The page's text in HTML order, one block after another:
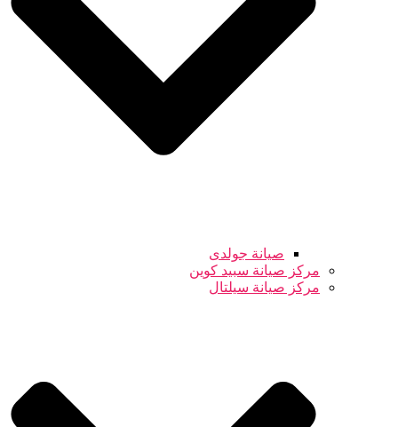
صيانة جولدى
مركز صيانة سبيد كوين
مركز صيانة سيلتال